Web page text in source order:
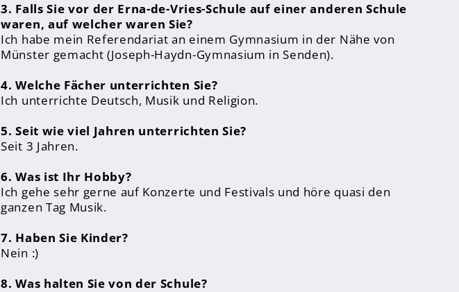
3. Falls Sie vor der Erna-de-Vries-Schule auf einer anderen Schule
waren, auf welcher waren Sie?
Ich habe mein Referendariat an einem Gymnasium in der Nähe von
Münster gemacht (Joseph-Haydn-Gymnasium in Senden).
4. Welche Fächer unterrichten Sie?
Ich unterrichte Deutsch, Musik und Religion.
5. Seit wie viel Jahren unterrichten Sie?
Seit 3 Jahren.
6. Was ist Ihr Hobby?
Ich gehe sehr gerne auf Konzerte und Festivals und höre quasi den
ganzen Tag Musik.
7. Haben Sie Kinder?
Nein :)
8. Was halten Sie von der Schule?